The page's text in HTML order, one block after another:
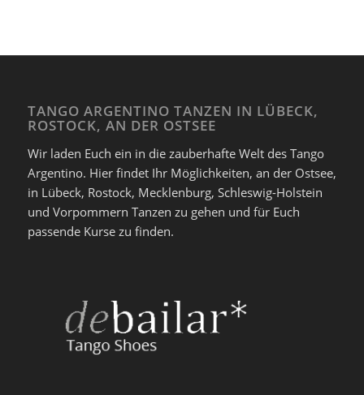
TANGO ARGENTINO TANZEN IN LÜBECK,
ROSTOCK, AN DER OSTSEE
Wir laden Euch ein in die zauberhafte Welt des Tango
Argentino. Hier findet Ihr Möglichkeiten, an der Ostsee,
in Lübeck, Rostock, Mecklenburg, Schleswig-Holstein
und Vorpommern Tanzen zu gehen und für Euch
passende Kurse zu finden.